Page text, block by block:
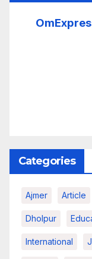
Categories
Ajmer Article
Dholpur
International